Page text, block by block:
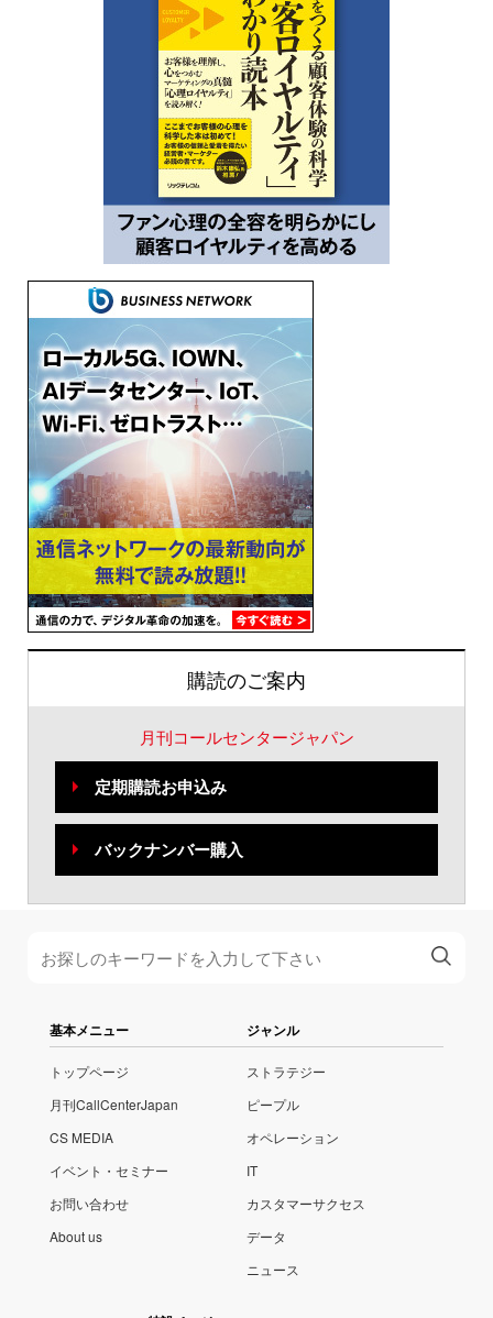
購読のご案内
月刊コールセンタージャパン
定期購読お申込み
バックナンバー購入
基本メニュー
トップページ
月刊CallCenterJapan
CS MEDIA
イベント・セミナー
お問い合わせ
About us
ジャンル
ストラテジー
ピープル
オペレーション
IT
カスタマーサクセス
データ
ニュース